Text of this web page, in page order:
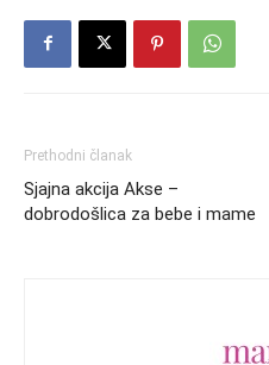
Prethodni članak
Sjajna akcija Akse –
dobrodošlica za bebe i mame